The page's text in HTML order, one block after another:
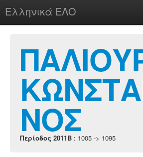
Ελληνικά ΕΛΟ
chesstu.be @ discord
LoginΝΟΣ
Περίοδος 2011B : 1005 -> 1095